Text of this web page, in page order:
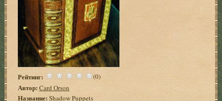
Рейтинг: (0)
Автор: Card Orson
Название: Shadow Puppets